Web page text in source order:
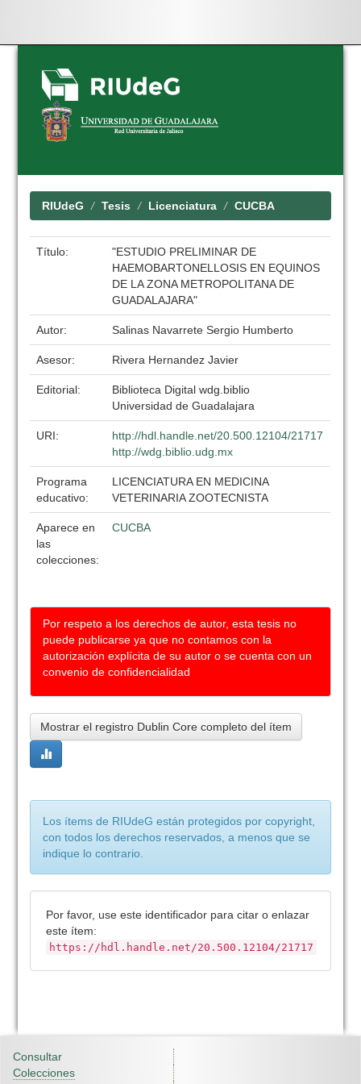
Skip
navigation
RIUdeG Tesis Licenciatura CUCBA
Título:
"ESTUDIO PRELIMINAR DE
HAEMOBARTONELLOSIS EN EQUINOS
DE LA ZONA METROPOLITANA DE
GUADALAJARA"
Autor: Salinas Navarrete Sergio Humberto
Asesor: Rivera Hernandez Javier
Editorial:
Biblioteca Digital wdg.biblio
Universidad de Guadalajara
URI:
http://hdl.handle.net/20.500.12104/21717
http://wdg.biblio.udg.mx
Programa
educativo:
LICENCIATURA EN MEDICINA
VETERINARIA ZOOTECNISTA
Aparece en
las
colecciones:
CUCBA
Por respeto a los derechos de autor, esta tesis no
puede publicarse ya que no contamos con la
autorización explícita de su autor o se cuenta con un
convenio de confidencialidad
Mostrar el registro Dublin Core completo del ítem
Los ítems de RIUdeG están protegidos por copyright,
con todos los derechos reservados, a menos que se
indique lo contrario.
Por favor, use este identificador para citar o enlazar
este ítem:
https://hdl.handle.net/20.500.12104/21717
Consultar
Colecciones